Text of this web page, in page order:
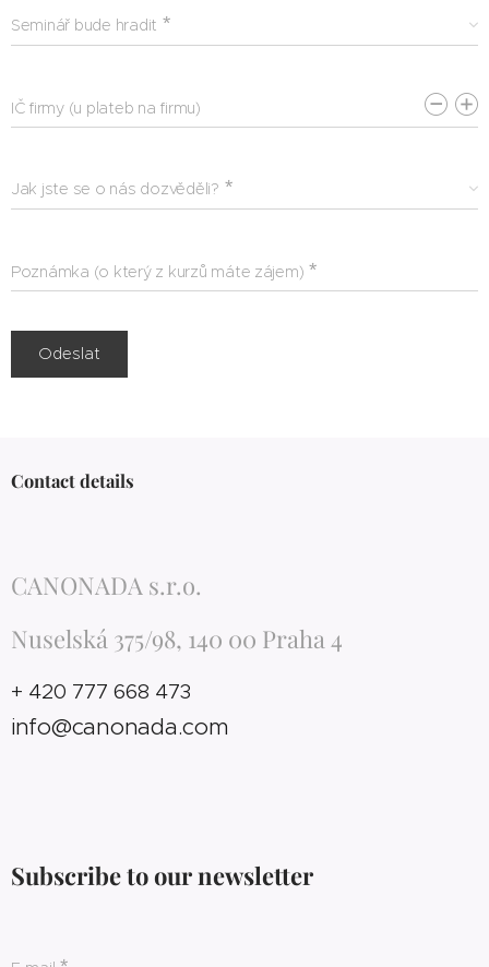
Seminář bude hradit
IČ firmy (u plateb na firmu)
Jak jste se o nás dozvěděli?
Poznámka (o který z kurzů máte zájem)
Odeslat
Contact details
CANONADA s.r.o.
Nuselská 375/98, 140 00 Praha 4
+ 420 777 668 473
info@canonada.com
Subscribe to our newsletter